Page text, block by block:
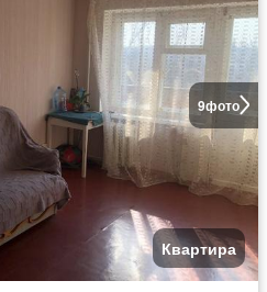
9фото
Квартира